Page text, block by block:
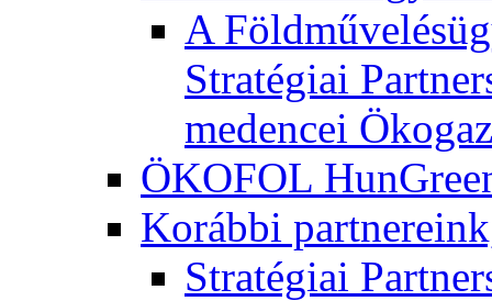
A
Stratégiai
medencei
ÖKOFOL
Korábbi
Stratégiai